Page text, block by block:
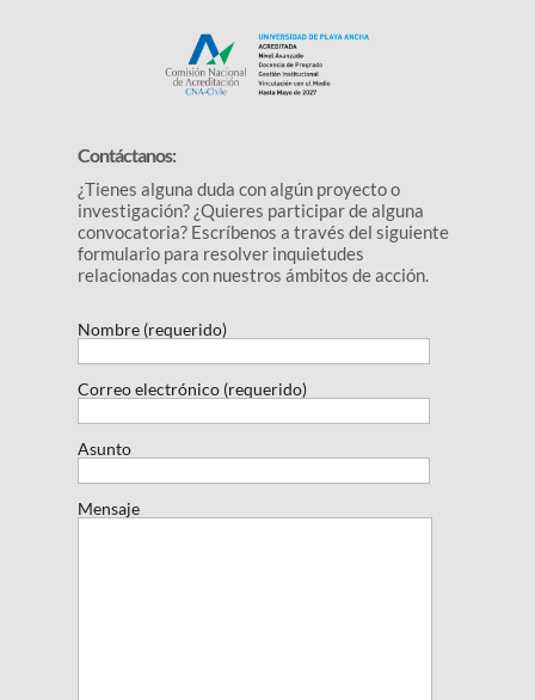
Contáctanos:
¿Tienes alguna duda con algún proyecto o
investigación? ¿Quieres participar de alguna
convocatoria? Escríbenos a través del siguiente
formulario para resolver inquietudes
relacionadas con nuestros ámbitos de acción.
Nombre (requerido)
Correo electrónico (requerido)
Asunto
Mensaje